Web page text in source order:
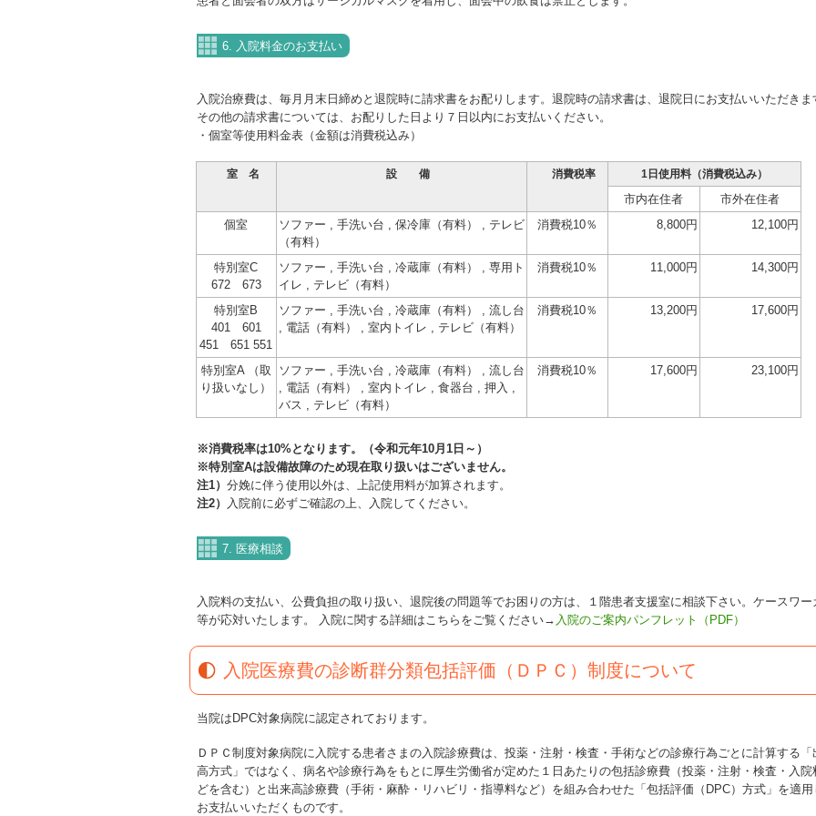
6. 入院料金のお支払い
入院治療費は、毎月月末日締めと退院時に請求書をお配りします。退院時の請求書は、退院日にお支払いいただきま
その他の請求書については、お配りした日より７日以内にお支払いください。
・個室等使用料金表（金額は消費税込み）
室 名 設 備 消費税率 1日使用料（消費税込み）
市内在住者
市外在住者
個室
ソファー , 手洗い台 , 保冷庫（有料） , テレビ
（有料）
消費税10％ 8,800円 12,100円
特別室C
672 673
ソファー , 手洗い台 , 冷蔵庫（有料） , 専用ト
イレ , テレビ（有料）
消費税10％ 11,000円 14,300円
特別室B
401 601
451 651 551
ソファー , 手洗い台 , 冷蔵庫（有料） , 流し台
, 電話（有料） , 室内トイレ , テレビ（有料）
消費税10％ 13,200円 17,600円
特別室A （取
り扱いなし）
ソファー , 手洗い台 , 冷蔵庫（有料） , 流し台
, 電話（有料） , 室内トイレ , 食器台 , 押入 ,
バス , テレビ（有料）
消費税10％ 17,600円 23,100円
※消費税率は10%となります。（令和元年10月1日～）
※特別室Aは設備故障のため現在取り扱いはございません。
注1） 分娩に伴う使用以外は、上記使用料が加算されます。
注2）
入院前に必ずご確認の上、入院してください。
7. 医療相談
入院料の支払い、公費負担の取り扱い、退院後の問題等でお困りの方は、１階患者支援室に相談下さい。ケースワー
等が応対いたします。 入院に関する詳細はこちらをご覧ください→ 入院のご案内パンフレット（PDF）
入院医療費の診断群分類包括評価（ＤＰＣ）制度について
当院はDPC対象病院に認定されております。
ＤＰＣ制度対象病院に入院する患者さまの入院診療費は、投薬・注射・検査・手術などの診療行為ごとに計算する「
高方式」ではなく、病名や診療行為をもとに厚生労働省が定めた１日あたりの包括診療費（投薬・注射・検査・入院
どを含む）と出来高診療費（手術・麻酔・リハビリ・指導料など）を組み合わせた「包括評価（DPC）方式」を適用
お支払いいただくものです。